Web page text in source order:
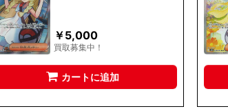
￥5,000
買取募集中！
カートに追加